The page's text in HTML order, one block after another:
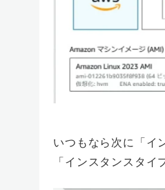
いつもなら次に「イ
「インスタンスタ